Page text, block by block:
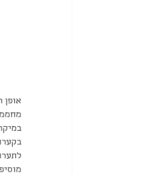
אופן
מחממים